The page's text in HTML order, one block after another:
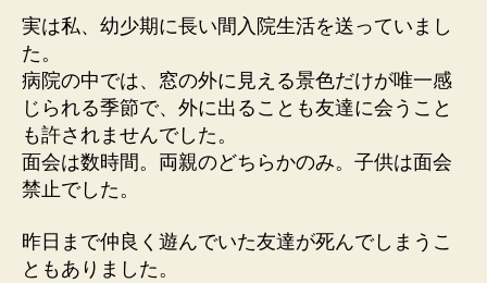
ろ
の
実は私、幼少期に長い間入院生活を送っていまし
た。
病院の中では、窓の外に見える景色だけが唯一感
じられる季節で、外に出ることも友達に会うこと
も許されませんでした。
面会は数時間。両親のどちらかのみ。子供は面会
禁止でした。
昨日まで仲良く遊んでいた友達が死んでしまうこ
ともありました。